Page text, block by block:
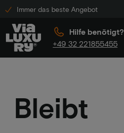
Immer das beste Angebot
Hilfe benötigt?
+49 32 221855455
Bleibt